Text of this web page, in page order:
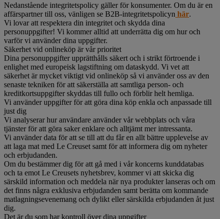
Nedanstående integritetspolicy gäller för konsumenter. Om du är en
affärspartner till oss, vänligen se B2B-integritetspolicyn här.
Vi lovar att respektera din integritet och skydda dina
personuppgifter! Vi kommer alltid att underrätta dig om hur och
varför vi använder dina uppgifter.
Säkerhet vid onlineköp är vår prioritet
Dina personuppgifter upprätthålls säkert och i strikt förtroende i
enlighet med europeisk lagstiftning om dataskydd. Vi vet att
säkerhet är mycket viktigt vid onlineköp så vi använder oss av den
senaste tekniken för att säkerställa att samtliga person- och
kreditkortsuppgifter skyddas till fullo och förblir helt hemliga.
Vi använder uppgifter för att göra dina köp enkla och anpassade till
just dig
Vi analyserar hur användare använder vår webbplats och våra
tjänster för att göra saker enklare och alltjämt mer intressanta.
Vi använder data för att se till att du får en allt bättre upplevelse av
att laga mat med Le Creuset samt för att informera dig om nyheter
och erbjudanden.
Om du bestämmer dig för att gå med i vår koncerns kunddatabas
och ta emot Le Creusets nyhetsbrev, kommer vi att skicka dig
särskild information och meddela när nya produkter lanseras och om
det finns några exklusiva erbjudanden samt berätta om kommande
matlagningsevenemang och dylikt eller särskilda erbjudanden åt just
dig.
Det är du som har kontroll över dina uppgifter